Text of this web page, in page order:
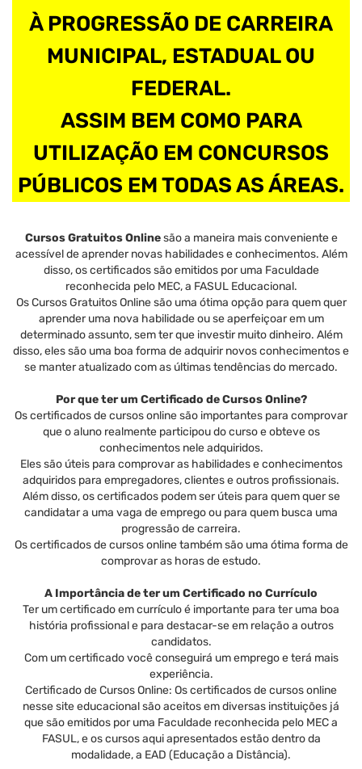
À PROGRESSÃO DE CARREIRA
MUNICIPAL, ESTADUAL OU
FEDERAL.
ASSIM BEM COMO PARA
UTILIZAÇÃO EM CONCURSOS
PÚBLICOS EM TODAS AS ÁREAS.
Cursos Gratuitos Onlinesão a maneira mais conveniente e
acessível de aprender novas habilidades e conhecimentos. Além
disso, os certificados são emitidos por uma Faculdade
reconhecida pelo MEC, a FASUL Educacional.
Os Cursos Gratuitos Online são uma ótima opção para quem quer
aprender uma nova habilidade ou se aperfeiçoar em um
determinado assunto, sem ter que investir muito dinheiro. Além
disso, eles são uma boa forma de adquirir novos conhecimentos e
se manter atualizado com as últimas tendências do mercado.
Por que ter um Certificado de Cursos Online?
Os certificados de cursos online são importantes para comprovar
que o aluno realmente participou do curso e obteve os
conhecimentos nele adquiridos.
Eles são úteis para comprovar as habilidades e conhecimentos
adquiridos para empregadores, clientes e outros profissionais.
Além disso, os certificados podem ser úteis para quem quer se
candidatar a uma vaga de emprego ou para quem busca uma
progressão de carreira.
Os certificados de cursos online também são uma ótima forma de
comprovar as horas de estudo.
A Importância de ter um Certificado no Currículo
Ter um certificado em currículo é importante para ter uma boa
história profissional e para destacar-se em relação a outros
candidatos.
Com um certificado você conseguirá um emprego e terá mais
experiência.
Certificado de Cursos Online: Os certificados de cursos online
nesse site educacional são aceitos em diversas instituições já
que são emitidos por uma Faculdade reconhecida pelo MEC a
FASUL, e os cursos aqui apresentados estão dentro da
modalidade, a EAD (Educação a Distância).